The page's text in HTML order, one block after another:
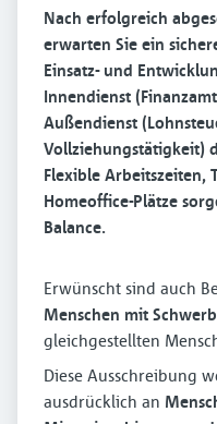
Nach erfolgreich
erwarten Sie ein
Einsatz- und
Innendienst
Außendienst
Vollziehungstätigkeit)
Flexible Arbeitszeiten,
Homeoffice-Plätze
Balance.
Erwünscht sind auch
Menschen mit
gleichgestellten
Diese Ausschreibung
ausdrücklich an